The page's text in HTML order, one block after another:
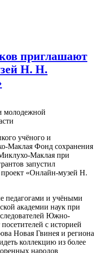
приглашают
Н. Н.
молодежной
учёного и
Маклая Фонд сохранения
Маклая при
запустил
проект «Онлайн-музей Н.
педагогами и учёными
академии наук при
Южно-
с историей
Новая Гвинея и региона
коллекцию из более
народов